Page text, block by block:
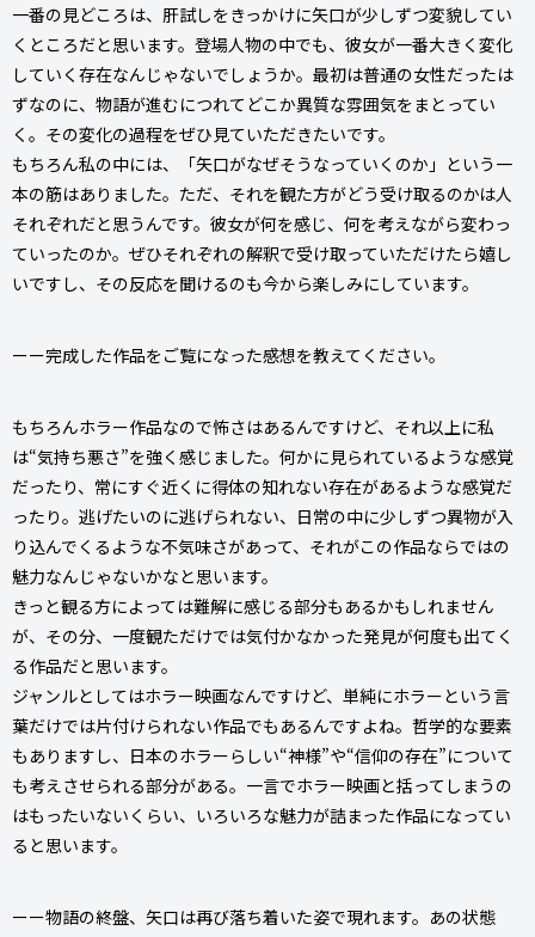
一番の見どころは、肝試しをきっかけに矢口が少しずつ変貌してい
くところだと思います。登場人物の中でも、彼女が一番大きく変化
していく存在なんじゃないでしょうか。最初は普通の女性だったは
ずなのに、物語が進むにつれてどこか異質な雰囲気をまとってい
く。その変化の過程をぜひ見ていただきたいです。
もちろん私の中には、「矢口がなぜそうなっていくのか」という一
本の筋はありました。ただ、それを観た方がどう受け取るのかは人
それぞれだと思うんです。彼女が何を感じ、何を考えながら変わっ
ていったのか。ぜひそれぞれの解釈で受け取っていただけたら嬉し
いですし、その反応を聞けるのも今から楽しみにしています。
ーー完成した作品をご覧になった感想を教えてください。
もちろんホラー作品なので怖さはあるんですけど、それ以上に私
は“気持ち悪さ”を強く感じました。何かに見られているような感覚
だったり、常にすぐ近くに得体の知れない存在があるような感覚だ
ったり。逃げたいのに逃げられない、日常の中に少しずつ異物が入
り込んでくるような不気味さがあって、それがこの作品ならではの
魅力なんじゃないかなと思います。
きっと観る方によっては難解に感じる部分もあるかもしれません
が、その分、一度観ただけでは気付かなかった発見が何度も出てく
る作品だと思います。
ジャンルとしてはホラー映画なんですけど、単純にホラーという言
葉だけでは片付けられない作品でもあるんですよね。哲学的な要素
もありますし、日本のホラーらしい“神様”や“信仰の存在”について
も考えさせられる部分がある。一言でホラー映画と括ってしまうの
はもったいないくらい、いろいろな魅力が詰まった作品になってい
ると思います。
ーー物語の終盤、矢口は再び落ち着いた姿で現れます。あの状態